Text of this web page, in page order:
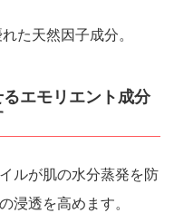
た天然因子成分。
エモリエント成分
ルが肌の水分蒸発を防
浸透を高めます。